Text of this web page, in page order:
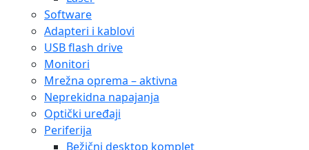
Software
Adapteri i kablovi
USB flash drive
Monitori
Mrežna oprema – aktivna
Neprekidna napajanja
Optički uređaji
Periferija
Bežični desktop komplet